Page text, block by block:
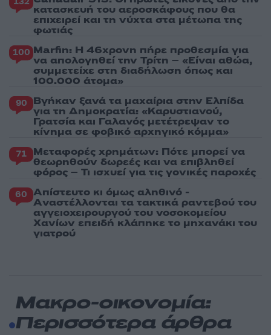
κατασκευή του αεροσκάφους που θα
επιχειρεί και τη νύχτα στα μέτωπα της
φωτιάς
100 Marfin: Η 46χρονη πήρε προθεσμία για
να απολογηθεί την Τρίτη – «Είναι αθώα,
συμμετείχε στη διαδήλωση όπως και
100.000 άτομα»
90 Βγήκαν ξανά τα μαχαίρια στην Ελπίδα
για τη Δημοκρατία: «Καρυστιανού,
Γρατσία και Γαλανός μετέτρεψαν το
κίνημα σε φοβικό αρχηγικό κόμμα»
71 Μεταφορές χρημάτων: Πότε μπορεί να
θεωρηθούν δωρεές και να επιβληθεί
φόρος – Τι ισχυεί για τις γονικές παροχές
60 Απίστευτο κι όμως αληθινό -
Aναστέλλονται τα τακτικά ραντεβού του
αγγειοχειρουργού του νοσοκομείου
Χανίων επειδή κλάπηκε το μηχανάκι του
γιατρού
Μακρο-οικονομία:
Περισσότερα άρθρα